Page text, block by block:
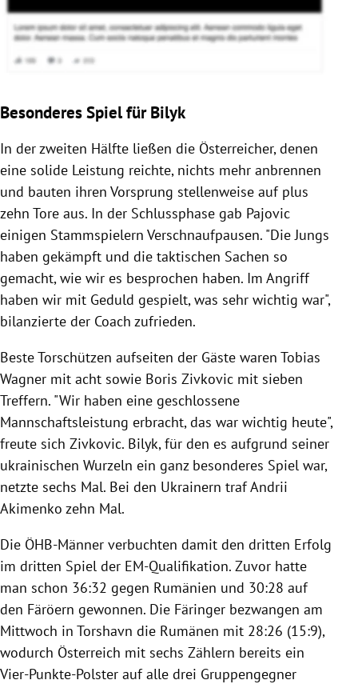
Besonderes Spiel für Bilyk
In der zweiten Hälfte ließen die Österreicher, denen
eine solide Leistung reichte, nichts mehr anbrennen
und bauten ihren Vorsprung stellenweise auf plus
zehn Tore aus. In der Schlussphase gab Pajovic
einigen Stammspielern Verschnaufpausen. "Die Jungs
haben gekämpft und die taktischen Sachen so
gemacht, wie wir es besprochen haben. Im Angriff
haben wir mit Geduld gespielt, was sehr wichtig war",
bilanzierte der Coach zufrieden.
Beste Torschützen aufseiten der Gäste waren Tobias
Wagner mit acht sowie Boris Zivkovic mit sieben
Treffern. "Wir haben eine geschlossene
Mannschaftsleistung erbracht, das war wichtig heute",
freute sich Zivkovic. Bilyk, für den es aufgrund seiner
ukrainischen Wurzeln ein ganz besonderes Spiel war,
netzte sechs Mal. Bei den Ukrainern traf Andrii
Akimenko zehn Mal.
Die ÖHB-Männer verbuchten damit den dritten Erfolg
im dritten Spiel der EM-Qualifikation. Zuvor hatte
man schon 36:32 gegen Rumänien und 30:28 auf
den Färöern gewonnen. Die Färinger bezwangen am
Mittwoch in Torshavn die Rumänen mit 28:26 (15:9),
wodurch Österreich mit sechs Zählern bereits ein
Vier-Punkte-Polster auf alle drei Gruppengegner